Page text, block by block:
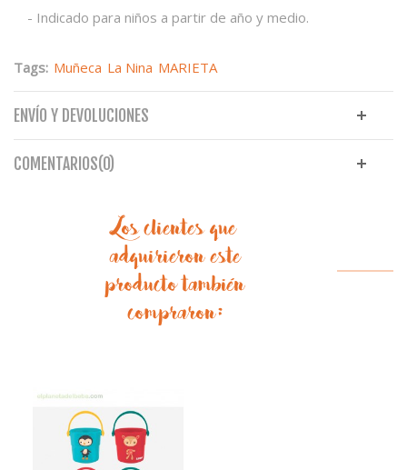
- Indicado para niños a partir de año y medio.
Tags: Muñeca La Nina MARIETA
ENVÍO Y DEVOLUCIONES
COMENTARIOS(0)
Los clientes que
adquirieron este
producto también
compraron: